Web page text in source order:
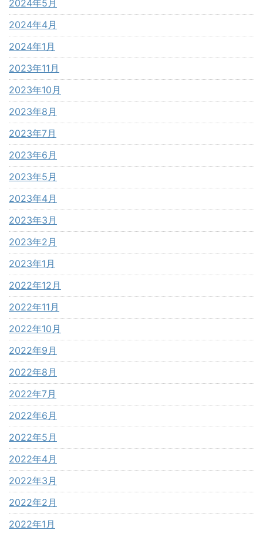
2024年5月
2024年4月
2024年1月
2023年11月
2023年10月
2023年8月
2023年7月
2023年6月
2023年5月
2023年4月
2023年3月
2023年2月
2023年1月
2022年12月
2022年11月
2022年10月
2022年9月
2022年8月
2022年7月
2022年6月
2022年5月
2022年4月
2022年3月
2022年2月
2022年1月